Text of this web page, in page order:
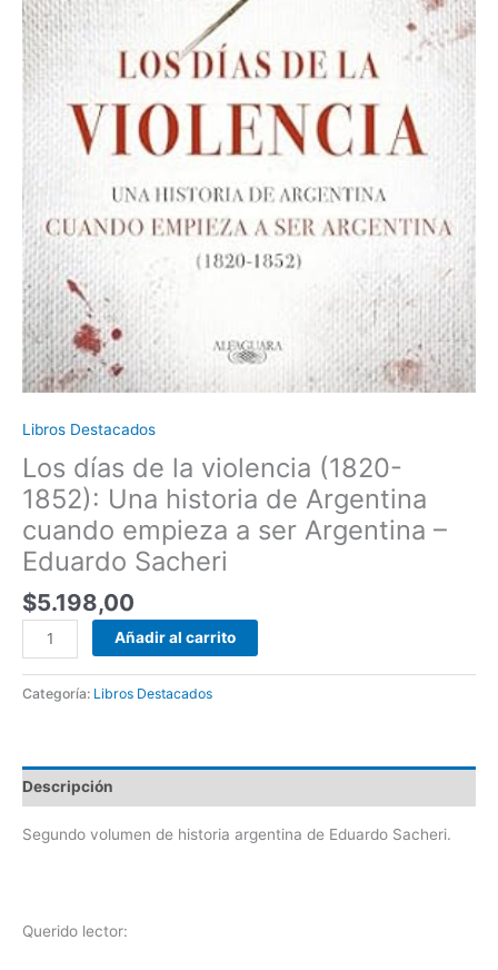
Libros Destacados
Los días de la violencia (1820-
1852): Una historia de Argentina
cuando empieza a ser Argentina –
Eduardo Sacheri
$5.198,00
a
ser
Argentina
Eduardo
Añadir al carrito
Categoría: Libros Destacados
Descripción
Segundo volumen de historia argentina de Eduardo Sacheri.
Querido lector: